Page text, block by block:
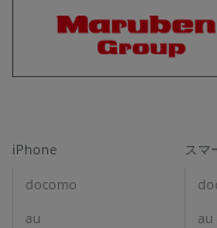
iPhone
docomo
au
スマ
au